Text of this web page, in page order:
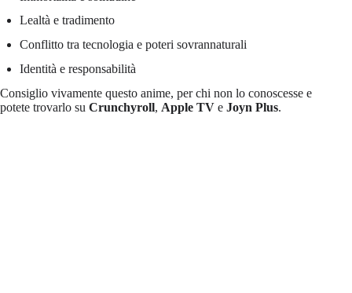
Lealtà e tradimento
Conflitto tra tecnologia e poteri sovrannaturali
Identità e responsabilità
Consiglio vivamente questo anime, per chi non lo conoscesse e
potete trovarlo su Crunchyroll, Apple TV e Joyn Plus.